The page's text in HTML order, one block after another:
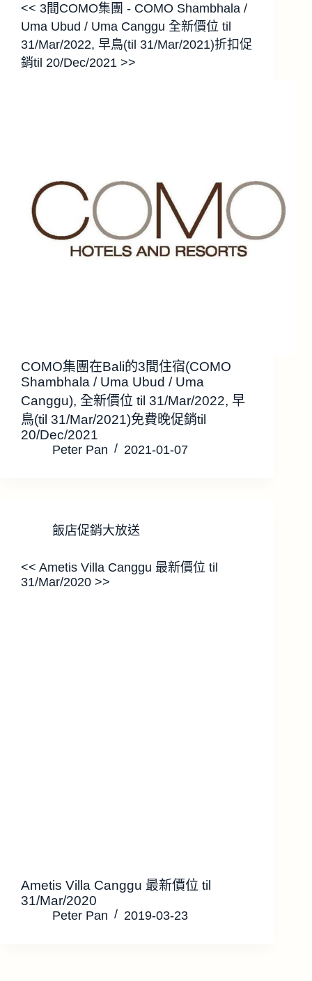
<< 3間COMO集團 - COMO Shambhala /
Uma Ubud / Uma Canggu 全新價位 til
31/Mar/2022, 早鳥(til 31/Mar/2021)折扣促
銷til 20/Dec/2021 >>
COMO集團在Bali的3間住宿(COMO
Shambhala / Uma Ubud / Uma
Canggu), 全新價位 til 31/Mar/2022, 早
鳥(til 31/Mar/2021)免費晚促銷til
20/Dec/2021
Peter Pan 2021-01-07
飯店促銷大放送
<< Ametis Villa Canggu 最新價位 til
31/Mar/2020 >>
Ametis Villa Canggu 最新價位 til
31/Mar/2020
Peter Pan 2019-03-23